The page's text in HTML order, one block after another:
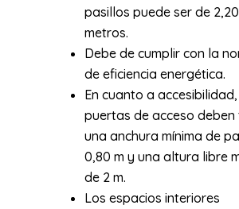
pasillos puede ser de 2,20
metros.
Debe de cumplir con la
de eficiencia energética.
En cuanto a
puertas de acceso deben
una anchura mínima de
0,80 m y una altura libre
de 2 m.
Los espacios interiores